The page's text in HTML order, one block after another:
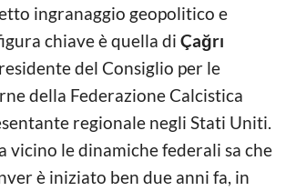
ingranaggio geopolitico e
chiave è quella di Çağrı
del Consiglio per le
della Federazione Calcistica
regionale negli Stati Uniti.
vicino le dinamiche federali sa che
è iniziato ben due anni fa, in